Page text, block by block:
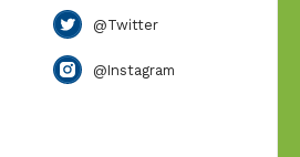
@Twitter
@Instagram